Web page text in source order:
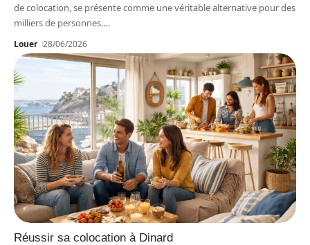
de colocation, se présente comme une véritable alternative pour des
milliers de personnes.…
Louer 28/06/2026
Réussir sa colocation à Dinard